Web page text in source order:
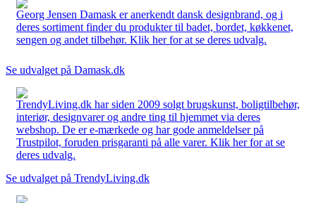
Georg Jensen Damask er anerkendt dansk designbrand, og i
deres sortiment finder du produkter til badet, bordet, køkkenet,
sengen og andet tilbehør. Klik her for at se deres udvalg.
Se udvalget på Damask.dk
TrendyLiving.dk har siden 2009 solgt brugskunst, boligtilbehør,
interiør, designvarer og andre ting til hjemmet via deres
webshop. De er e-mærkede og har gode anmeldelser på
Trustpilot, foruden prisgaranti på alle varer. Klik her for at se
deres udvalg.
Se udvalget på TrendyLiving.dk